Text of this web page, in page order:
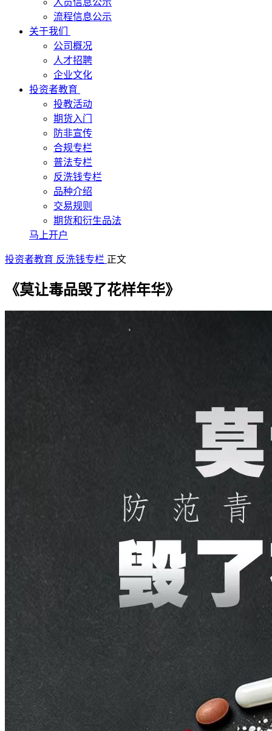
流程信息公示
关于我们
公司概况
人才招聘
企业文化
投资者教育
投教活动
期货入门
防非宣传
合规专栏
普法专栏
反洗钱专栏
品种介绍
交易规则
期货和衍生品法
马上开户
投资者教育 反洗钱专栏 正文
《莫让毒品毁了花样年华》